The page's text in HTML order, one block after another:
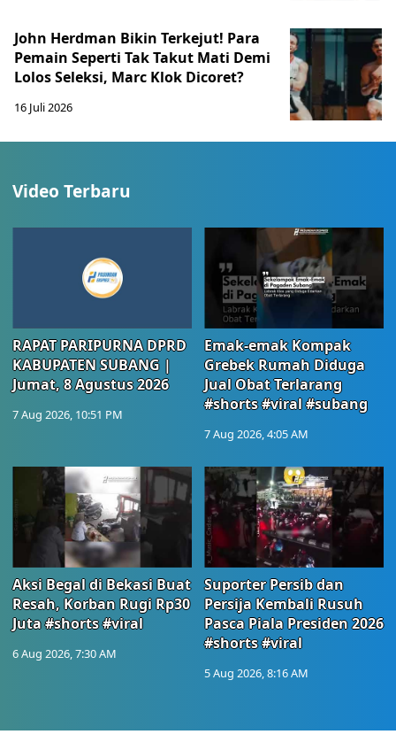
John Herdman Bikin Terkejut! Para
Pemain Seperti Tak Takut Mati Demi
Lolos Seleksi, Marc Klok Dicoret?
16 Juli 2026
Video Terbaru
RAPAT PARIPURNA DPRD
KABUPATEN SUBANG |
Jumat, 8 Agustus 2026
7 Aug 2026, 10:51 PM
Emak-emak Kompak
Grebek Rumah Diduga
Jual Obat Terlarang
#shorts #viral #subang
7 Aug 2026, 4:05 AM
Aksi Begal di Bekasi Buat
Resah, Korban Rugi Rp30
Juta #shorts #viral
6 Aug 2026, 7:30 AM
Suporter Persib dan
Persija Kembali Rusuh
Pasca Piala Presiden 2026
#shorts #viral
5 Aug 2026, 8:16 AM